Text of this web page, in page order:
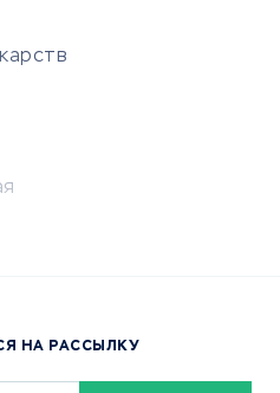
НА РАССЫЛКУ